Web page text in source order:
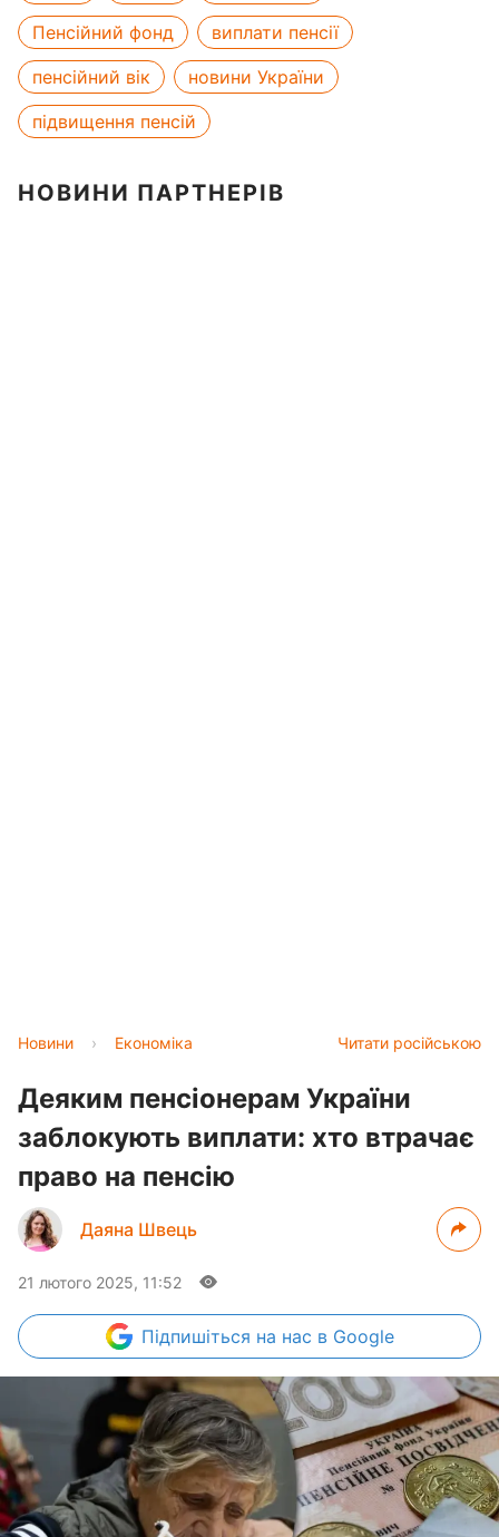
Пенсійний фонд
виплати пенсії
пенсійний вік
новини України
підвищення пенсій
НОВИНИ ПАРТНЕРІВ
Читати російською
Новини › Економіка
Деяким пенсіонерам України
заблокують виплати: хто втрачає
право на пенсію
Даяна Швець
21 лютого 2025, 11:52
Підпишіться на нас в Google